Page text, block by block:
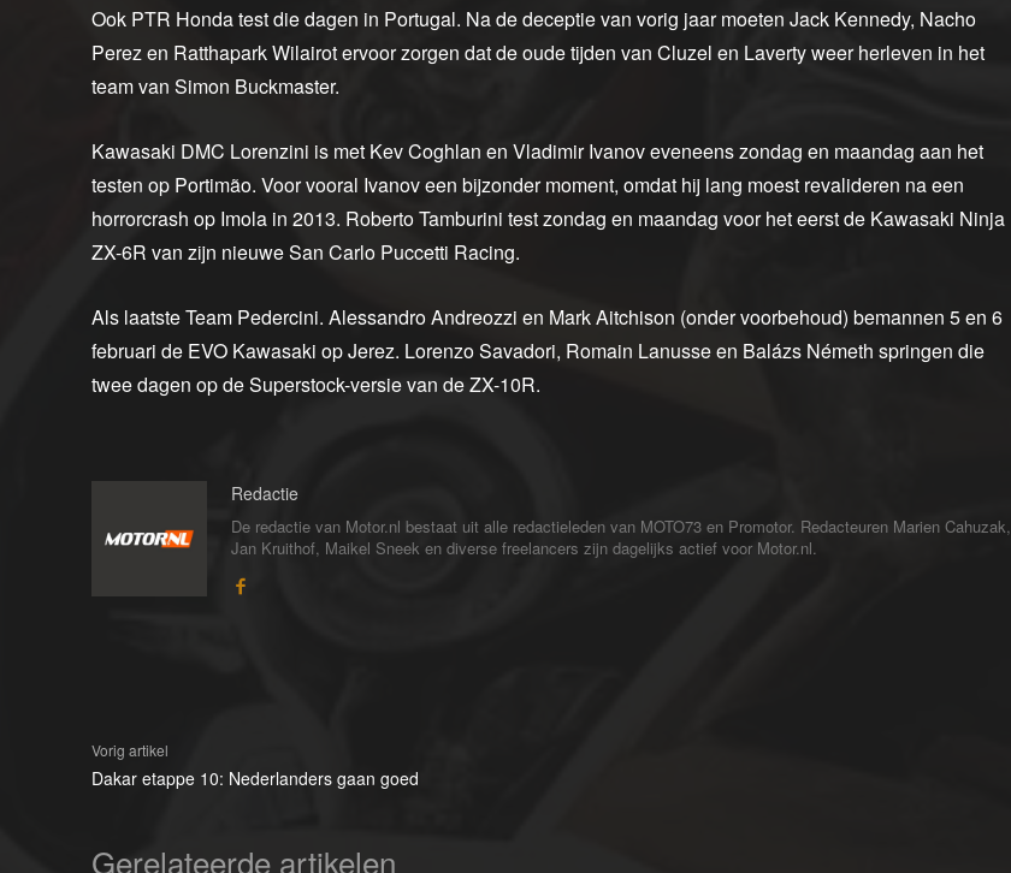
Ook PTR Honda test die dagen in Portugal. Na de deceptie van vorig jaar moeten Jack Kennedy, Nacho
Perez en Ratthapark Wilairot ervoor zorgen dat de oude tijden van Cluzel en Laverty weer herleven in het
team van Simon Buckmaster.
Kawasaki DMC Lorenzini is met Kev Coghlan en Vladimir Ivanov eveneens zondag en maandag aan het
testen op Portimão. Voor vooral Ivanov een bijzonder moment, omdat hij lang moest revalideren na een
horrorcrash op Imola in 2013. Roberto Tamburini test zondag en maandag voor het eerst de Kawasaki Ninja
ZX-6R van zijn nieuwe San Carlo Puccetti Racing.
Als laatste Team Pedercini. Alessandro Andreozzi en Mark Aitchison (onder voorbehoud) bemannen 5 en 6
februari de EVO Kawasaki op Jerez. Lorenzo Savadori, Romain Lanusse en Balázs Németh springen die
twee dagen op de Superstock-versie van de ZX-10R.
Redactie
De redactie van Motor.nl bestaat uit alle redactieleden van MOTO73 en Promotor. Redacteuren Marien Cahuzak,
Jan Kruithof, Maikel Sneek en diverse freelancers zijn dagelijks actief voor Motor.nl.
Vorig artikel
Dakar etappe 10: Nederlanders gaan goed
Gerelateerde artikelen